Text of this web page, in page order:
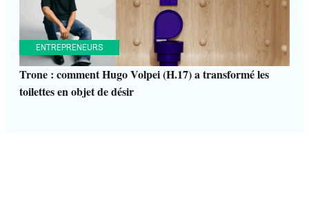
ENTREPRENEURS
Trone : comment Hugo Volpei (H.17) a transformé les
toilettes en objet de désir